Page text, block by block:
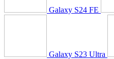
Galaxy S24 FE
Galaxy S23 Ultra